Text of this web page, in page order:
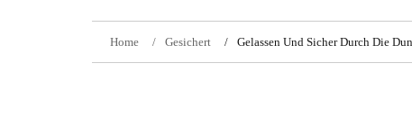
Home Gesichert Gelassen Und Sicher Durch Die